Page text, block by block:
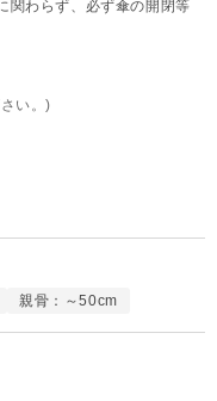
関わらず、必ず傘の開閉等
い。)
親骨：～50cm